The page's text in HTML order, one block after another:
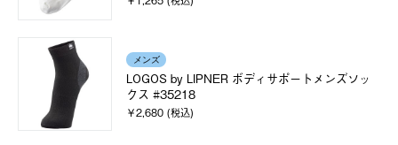
メンズ
LOGOS by LIPNER ボディサポートメンズソッ
クス #35218
￥2,680 (税込)